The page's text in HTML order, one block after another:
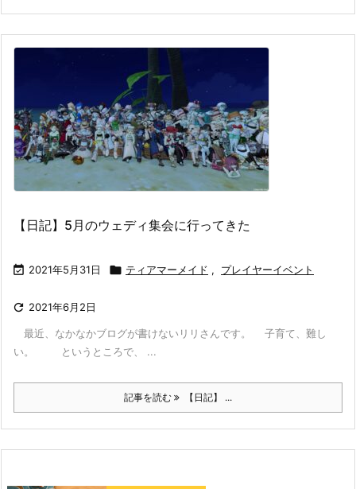
【日記】5月のウェディ集会に行ってきた
 2021年5月31日  ティアマーメイド , プレイヤーイベント
 2021年6月2日
最近、なかなかブログが書けないリリさんです。 子育て、難し
い。 というところで、 ...
記事を読む 【日記】 ...